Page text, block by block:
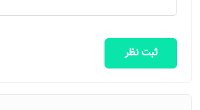
ثبت نظر